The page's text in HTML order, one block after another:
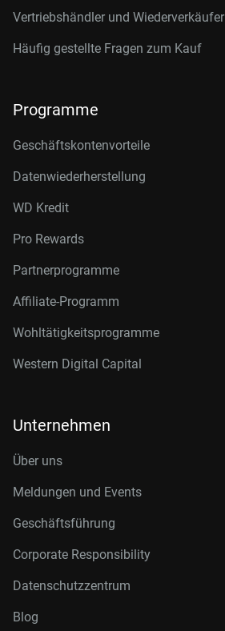
Vertriebshändler und Wiederverkäufer
Häufig gestellte Fragen zum Kauf
Programme
Geschäftskontenvorteile
Datenwiederherstellung
WD Kredit
Pro Rewards
Partnerprogramme
Affiliate-Programm
Wohltätigkeitsprogramme
Western Digital Capital
Unternehmen
Über uns
Meldungen und Events
Geschäftsführung
Corporate Responsibility
Datenschutzzentrum
Blog